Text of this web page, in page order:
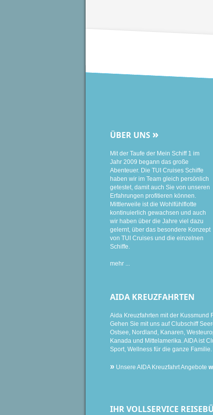
ÜBER UNS »
Mit der Taufe der Mein Schiff 1 im
Jahr 2009 begann das große
Abenteuer. Die TUI Cruises Schiffe
haben wir im Team gleich persönlich
getestet, damit auch Sie von unseren
Erfahrungen profitieren können.
Mittlerweile ist die Wohlfühlflotte
kontinuierlich gewachsen und auch
wir haben über die Jahre viel dazu
gelernt, über das besondere Konzept
von TUI Cruises und die einzelnen
Schiffe.
mehr ...
AIDA KREUZFAHRTEN
Aida Kreuzfahrten mit der Kussmund
Gehen Sie mit uns auf Clubschiff
Ostsee, Nordland, Kanaren,
Kanada und Mittelamerika. AIDA ist
Sport, Wellness für die ganze Familie.
» Unsere AIDA Kreuzfahrt Angebote
IHR VOLLSERVICE